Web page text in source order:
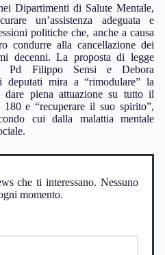
Dipartimenti di Salute Mentale,
un’assistenza adeguata e
politiche che, anche a causa
condurre alla cancellazione dei
decenni. La proposta di legge
Pd Filippo Sensi e Debora
deputati mira a “rimodulare” la
piena attuazione su tutto il
e “recuperare il suo spirito”,
cui dalla malattia mentale
che ti interessano. Nessuno
momento.